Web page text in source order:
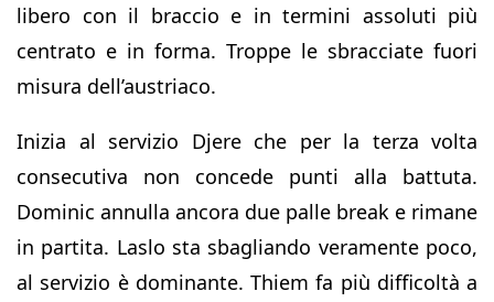
libero con il braccio e in termini assoluti più
centrato e in forma. Troppe le sbracciate fuori
misura dell’austriaco.
Inizia al servizio Djere che per la terza volta
consecutiva non concede punti alla battuta.
Dominic annulla ancora due palle break e rimane
in partita. Laslo sta sbagliando veramente poco,
al servizio è dominante. Thiem fa più difficoltà a